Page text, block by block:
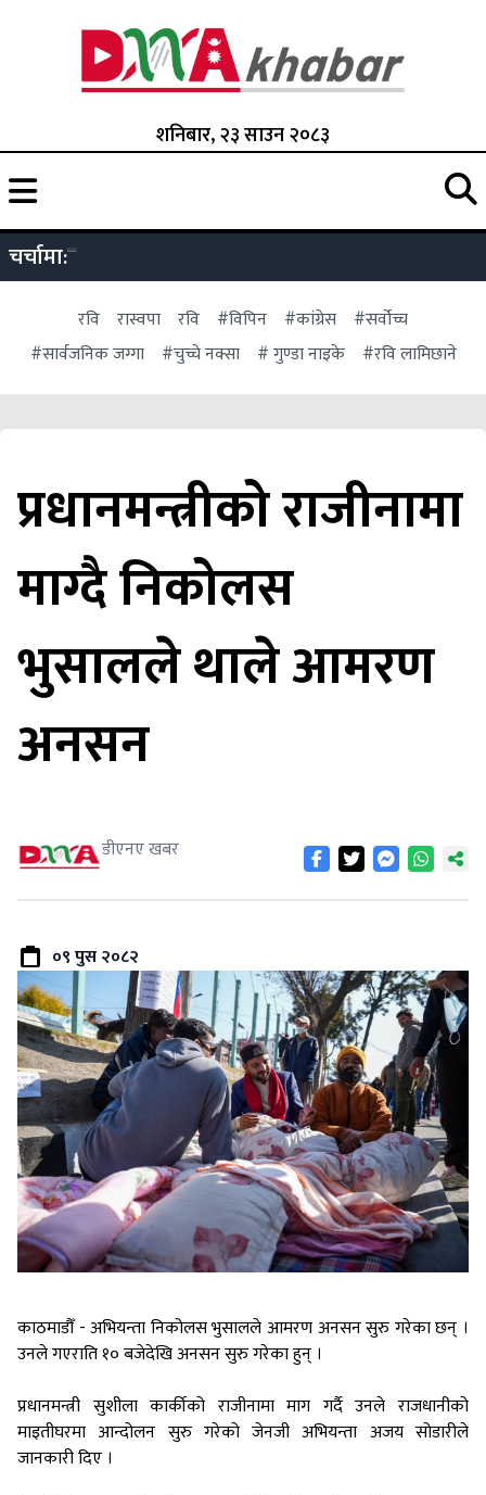
शनिबार, २३ साउन २०८३
चर्चामा:
रवि रास्वपा रवि #विपिन #कांग्रेस
#सर्वोच्च
#सार्वजनिक जग्गा
#चुच्चे नक्सा # गुण्डा नाइके #रवि लामिछाने
प्रधानमन्त्रीको राजीनामा
माग्दै निकोलस
भुसालले थाले आमरण
अनसन
डीएनए खबर
०९ पुस २०८२
काठमाडौँ - अभियन्ता निकोलस भुसालले आमरण अनसन सुरु गरेका छन् ।
उनले गएराति १० बजेदेखि अनसन सुरु गरेका हुन् ।
प्रधानमन्त्री सुशीला कार्कीको राजीनामा माग गर्दै उनले राजधानीको
माइतीघरमा आन्दोलन सुरु गरेको जेनजी अभियन्ता अजय सोडारीले
जानकारी दिए ।